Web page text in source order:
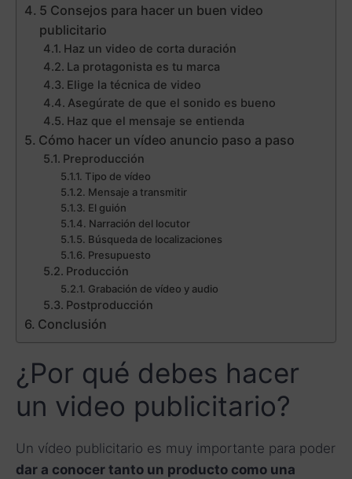
5 Consejos para hacer un buen video
publicitario
Haz un video de corta duración
La protagonista es tu marca
Elige la técnica de video
Asegúrate de que el sonido es bueno
Haz que el mensaje se entienda
Cómo hacer un vídeo anuncio paso a paso
Preproducción
Tipo de vídeo
Mensaje a transmitir
El guión
Narración del locutor
Búsqueda de localizaciones
Presupuesto
Producción
Grabación de vídeo y audio
Postproducción
Conclusión
¿Por qué debes hacer
un video publicitario?
Un vídeo publicitario es muy importante para poder
dar a conocer tanto un producto como una